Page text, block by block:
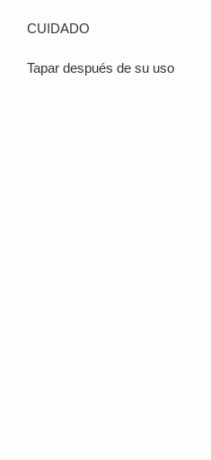
CUIDADO
Tapar después de su uso